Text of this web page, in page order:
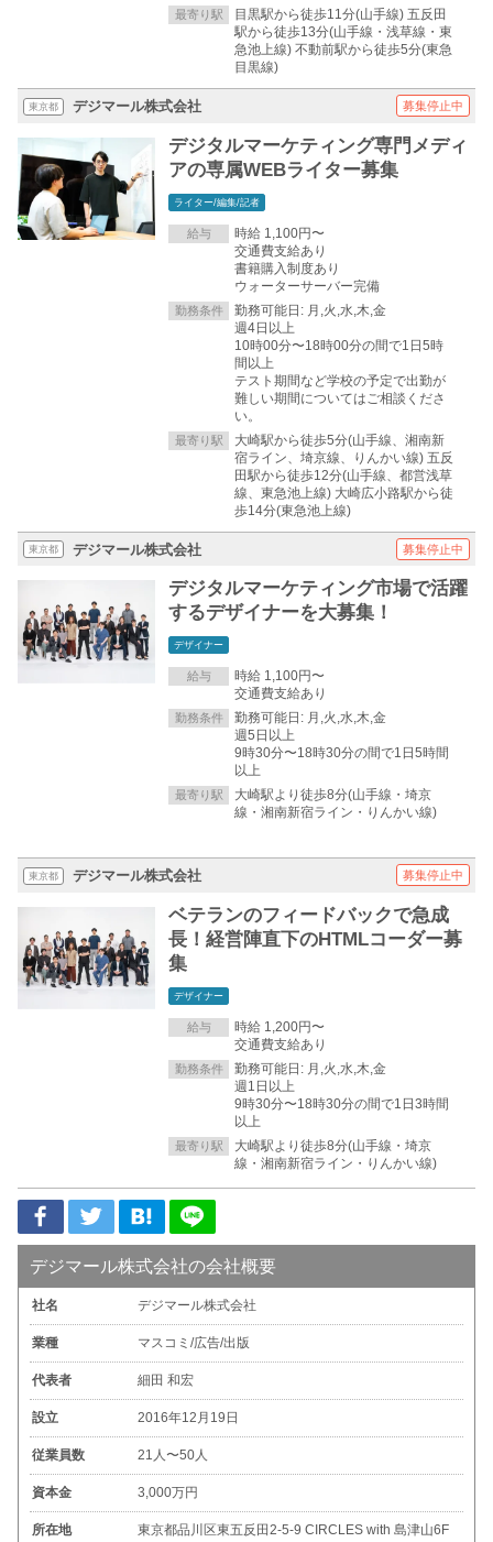
最寄り駅
目黒駅から徒歩11分(山手線) 五反田
駅から徒歩13分(山手線・浅草線・東
急池上線) 不動前駅から徒歩5分(東急
目黒線)
東京都 デジマール株式会社 募集停止中
デジタルマーケティング専門メディ
アの専属WEBライター募集
ライター/編集/記者
給与
時給 1,100円〜
交通費支給あり
書籍購入制度あり
ウォーターサーバー完備
勤務条件
勤務可能日: 月,火,水,木,金
週4日以上
10時00分〜18時00分の間で1日5時
間以上
テスト期間など学校の予定で出勤が
難しい期間についてはご相談くださ
い。
最寄り駅
大崎駅から徒歩5分(山手線、湘南新
宿ライン、埼京線、りんかい線) 五反
田駅から徒歩12分(山手線、都営浅草
線、東急池上線) 大崎広小路駅から徒
歩14分(東急池上線)
東京都 デジマール株式会社 募集停止中
デジタルマーケティング市場で活躍
するデザイナーを大募集！
デザイナー
給与
時給 1,100円〜
交通費支給あり
勤務条件
勤務可能日: 月,火,水,木,金
週5日以上
9時30分〜18時30分の間で1日5時間
以上
最寄り駅
大崎駅より徒歩8分(山手線・埼京
線・湘南新宿ライン・りんかい線)
東京都 デジマール株式会社 募集停止中
ベテランのフィードバックで急成
長！経営陣直下のHTMLコーダー募
集
デザイナー
給与
時給 1,200円〜
交通費支給あり
勤務条件
勤務可能日: 月,火,水,木,金
週1日以上
9時30分〜18時30分の間で1日3時間
以上
最寄り駅
大崎駅より徒歩8分(山手線・埼京
線・湘南新宿ライン・りんかい線)
デジマール株式会社の会社概要
社名 デジマール株式会社
業種 マスコミ/広告/出版
代表者 細田 和宏
設立 2016年12月19日
従業員数 21人〜50人
資本金 3,000万円
所在地 東京都品川区東五反田2-5-9 CIRCLES with 島津山6F